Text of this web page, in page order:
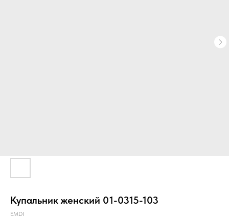
Купальник женский 01-0315-103
EMDI